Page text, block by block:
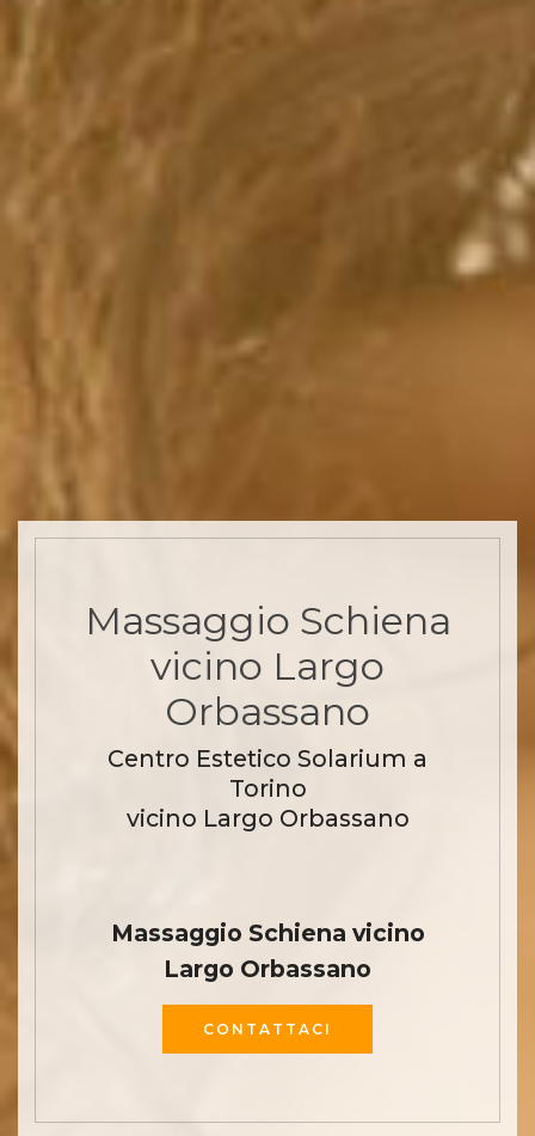
Massaggio Schiena
vicino Largo
Orbassano
Centro Estetico Solarium a
Torino
vicino Largo Orbassano
Massaggio Schiena vicino
Largo Orbassano
CONTATTACI